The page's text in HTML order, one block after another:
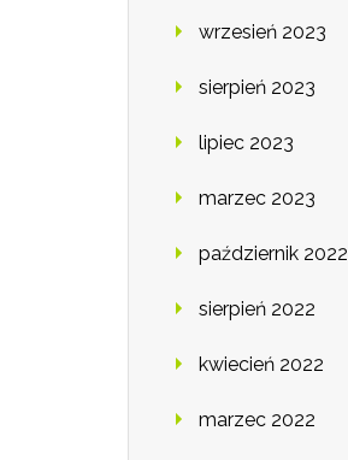
wrzesień 2023
sierpień 2023
lipiec 2023
marzec 2023
październik 2022
sierpień 2022
kwiecień 2022
marzec 2022